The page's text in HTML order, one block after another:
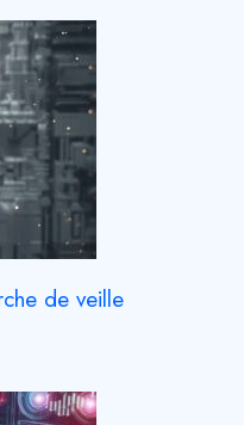
de veille